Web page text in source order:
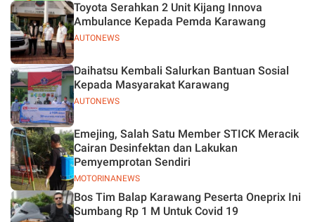
AUTONEWS
Toyota Serahkan 2 Unit Kijang Innova
Ambulance Kepada Pemda Karawang
AUTONEWS
Daihatsu Kembali Salurkan Bantuan Sosial
Kepada Masyarakat Karawang
MOTORINANEWS
Emejing, Salah Satu Member STICK Meracik
Cairan Desinfektan dan Lakukan
Pemyemprotan Sendiri
Bos Tim Balap Karawang Peserta Oneprix Ini
Sumbang Rp 1 M Untuk Covid 19